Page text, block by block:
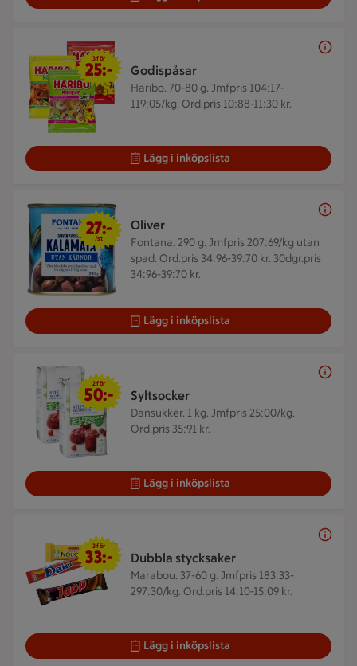
Godispåsar
Haribo. 70-80 g. Jmfpris 104:17-
119:05/kg. Ord.pris 10:88-11:30 kr.
3 för 25 kr
3 för
25:-
Lägg i inköpslista
Oliver
Fontana. 290 g. Jmfpris 207:69/kg utan
spad. Ord.pris 34:96-39:70 kr. 30dgr.pris
34:96-39:70 kr.
27 kr/st
27:-
/st
Lägg i inköpslista
Syltsocker
Dansukker. 1 kg. Jmfpris 25:00/kg.
Ord.pris 35:91 kr.
2 för 50 kr
2 för
50:-
Lägg i inköpslista
Dubbla stycksaker
Marabou. 37-60 g. Jmfpris 183:33-
297:30/kg. Ord.pris 14:10-15:09 kr.
3 för 33 kr
3 för
33:-
Lägg i inköpslista